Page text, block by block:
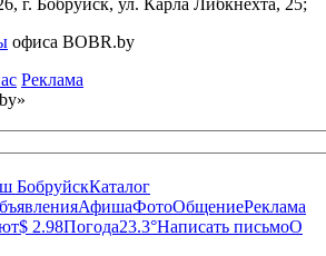
г. Бобруйск, ул. Карла Либкнехта, 25;
офиса BOBR.by
Реклама
БобруйскКаталог
АфишаФотоОбщениеРеклама
$ 2.98Погода23.3°Написать письмоО